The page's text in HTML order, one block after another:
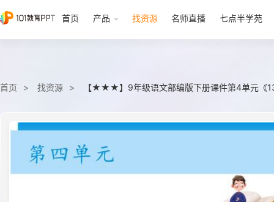
首页 产品 找资源 名师直播 七点半学苑
首页 找资源 【★★★】9年级语文部编版下册课件第4单元《